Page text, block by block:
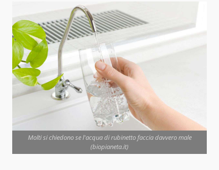
Molti si chiedono se l'acqua di rubinetto faccia davvero male
(biopianeta.it)